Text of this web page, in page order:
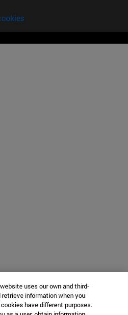
uses our own and third-
information when you
have different purposes.